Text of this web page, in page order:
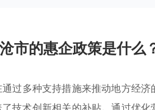
市的惠企政策是什么
通过多种支持措施来推动地方经